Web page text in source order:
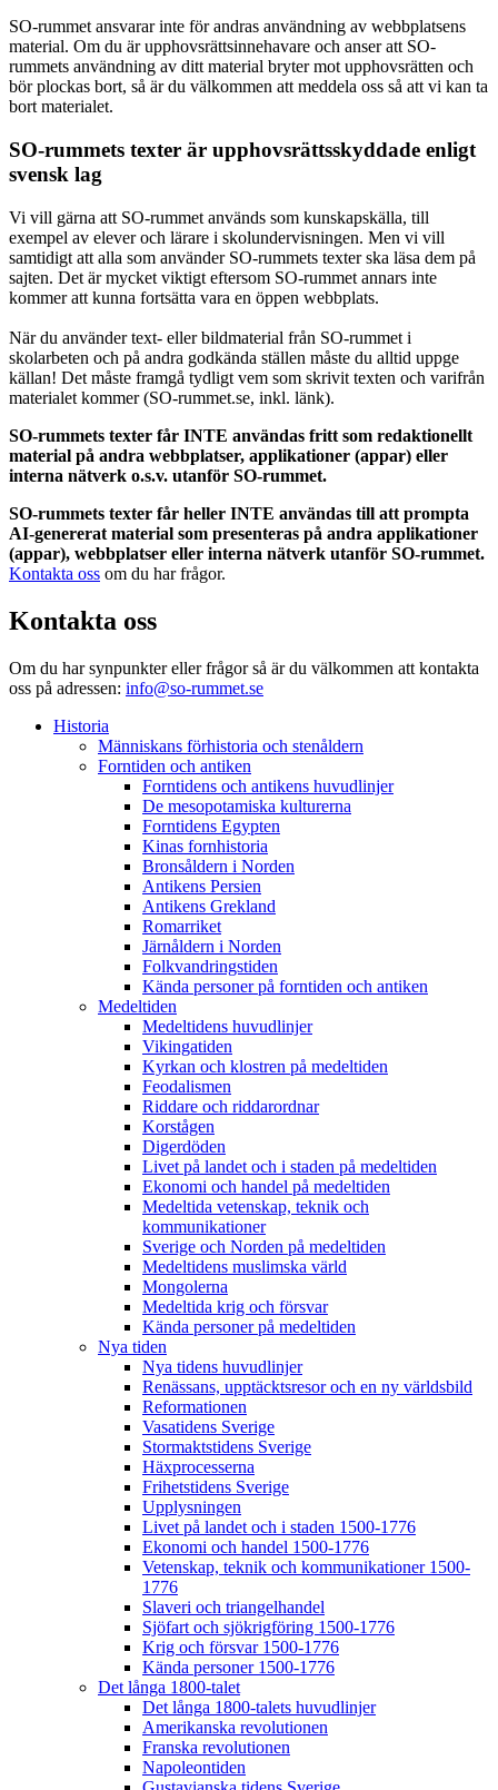
SO-rummet ansvarar inte för andras användning av webbplatsens
material. Om du är upphovsrättsinnehavare och anser att SO-
rummets användning av ditt material bryter mot upphovsrätten och
bör plockas bort, så är du välkommen att meddela oss så att vi kan ta
bort materialet.
SO-rummets texter är upphovsrättsskyddade enligt
svensk lag
Vi vill gärna att SO-rummet används som kunskapskälla, till
exempel av elever och lärare i skolundervisningen. Men vi vill
samtidigt att alla som använder SO-rummets texter ska läsa dem på
sajten. Det är mycket viktigt eftersom SO-rummet annars inte
kommer att kunna fortsätta vara en öppen webbplats.
När du använder text- eller bildmaterial från SO-rummet i
skolarbeten och på andra godkända ställen måste du alltid uppge
källan! Det måste framgå tydligt vem som skrivit texten och varifrån
materialet kommer (SO-rummet.se, inkl. länk).
SO-rummets texter får INTE användas fritt som redaktionellt
material på andra webbplatser, applikationer (appar) eller
interna nätverk o.s.v. utanför SO-rummet.
SO-rummets texter får heller INTE användas till att prompta
AI-genererat material som presenteras på andra applikationer
(appar), webbplatser eller interna nätverk utanför SO-rummet.
Kontakta oss om du har frågor.
Kontakta oss
Om du har synpunkter eller frågor så är du välkommen att kontakta
oss på adressen: info@so-rummet.se
Historia
Människans förhistoria och stenåldern
Forntiden och antiken
Forntidens och antikens huvudlinjer
De mesopotamiska kulturerna
Forntidens Egypten
Kinas fornhistoria
Bronsåldern i Norden
Antikens Persien
Antikens Grekland
Romarriket
Järnåldern i Norden
Folkvandringstiden
Kända personer på forntiden och antiken
Medeltiden
Medeltidens huvudlinjer
Vikingatiden
Kyrkan och klostren på medeltiden
Feodalismen
Riddare och riddarordnar
Korstågen
Digerdöden
Livet på landet och i staden på medeltiden
Ekonomi och handel på medeltiden
Medeltida vetenskap, teknik och
kommunikationer
Sverige och Norden på medeltiden
Medeltidens muslimska värld
Mongolerna
Medeltida krig och försvar
Kända personer på medeltiden
Nya tiden
Nya tidens huvudlinjer
Renässans, upptäcktsresor och en ny världsbild
Reformationen
Vasatidens Sverige
Stormaktstidens Sverige
Häxprocesserna
Frihetstidens Sverige
Upplysningen
Livet på landet och i staden 1500-1776
Ekonomi och handel 1500-1776
Vetenskap, teknik och kommunikationer 1500-
1776
Slaveri och triangelhandel
Sjöfart och sjökrigföring 1500-1776
Krig och försvar 1500-1776
Kända personer 1500-1776
Det långa 1800-talet
Det långa 1800-talets huvudlinjer
Amerikanska revolutionen
Franska revolutionen
Napoleontiden